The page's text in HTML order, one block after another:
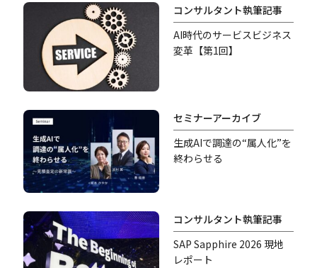
コンサルタント執筆記事
AI時代のサービスビジネス
変革【第1回】
セミナーアーカイブ
生成AIで調達の“属人化”を
終わらせる
コンサルタント執筆記事
SAP Sapphire 2026 現地
レポート